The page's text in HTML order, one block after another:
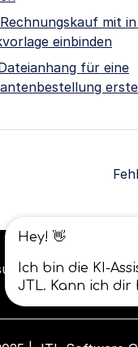
mit
einbinden
für eine
Datenschutz